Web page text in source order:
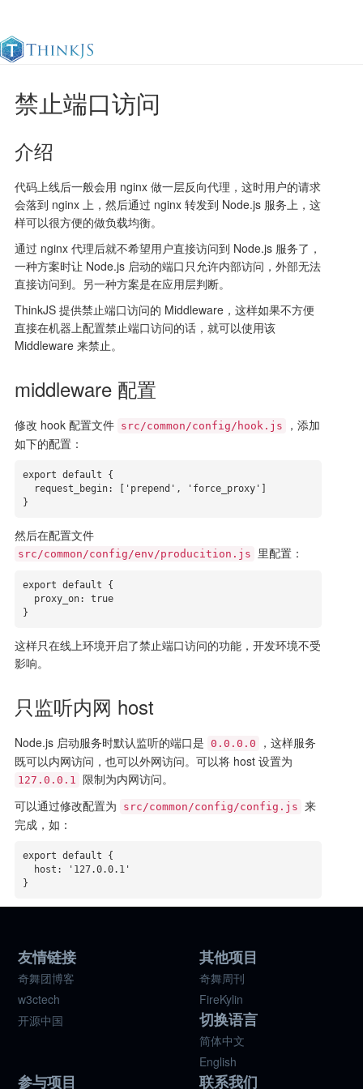
官方文档 更新日志
禁止端口访问
介绍
代码上线后一般会用 nginx 做一层反向代理，这时用户的请求
会落到 nginx 上，然后通过 nginx 转发到 Node.js 服务上，这
样可以很方便的做负载均衡。
通过 nginx 代理后就不希望用户直接访问到 Node.js 服务了，
一种方案时让 Node.js 启动的端口只允许内部访问，外部无法
直接访问到。另一种方案是在应用层判断。
ThinkJS 提供禁止端口访问的 Middleware，这样如果不方便
直接在机器上配置禁止端口访问的话，就可以使用该
Middleware 来禁止。
middleware 配置
修改 hook 配置文件 src/common/config/hook.js
，添加
如下的配置：
export default {
}
然后在配置文件
src/common/config/env/producition.js 里配置：
export default {
}
这样只在线上环境开启了禁止端口访问的功能，开发环境不受
影响。
只监听内网 host
Node.js 启动服务时默认监听的端口是 0.0.0.0
，这样服务
既可以内网访问，也可以外网访问。可以将 host 设置为
127.0.0.1 限制为内网访问。
可以通过修改配置为
src/common/config/config.js 来
完成，如：
export default {
}
友情链接
奇舞团博客
w3ctech
开源中国
其他项目
奇舞周刊
FireKylin
切换语言
简体中文
English
参与项目 联系我们